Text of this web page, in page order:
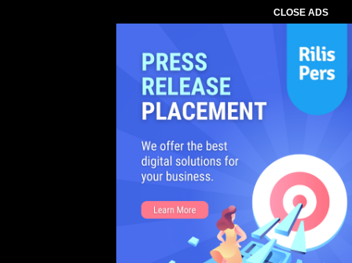
CLOSE ADS